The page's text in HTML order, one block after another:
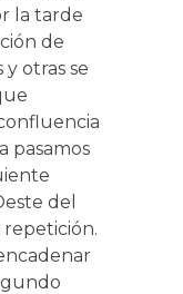
la tarde
de
otras se
pasamos
del
repetición.